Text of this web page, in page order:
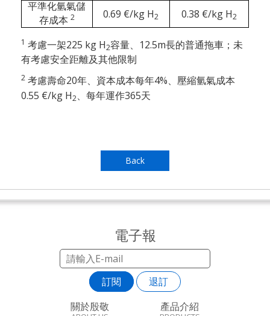
平準化氫氣儲
存成本 2 0.69 €/kg H2 0.38 €/kg H2
1 考慮一架225 kg H2容量、 12.5m長的普通拖車；未
有考慮安全距離及其他限制
2 考慮壽命20年、資本成本每年4% 、壓縮氫氣成本
0.55 €/kg H2 、每年運作365天
Back
關於殷敬 產品介紹
電子報
訂閱 退訂